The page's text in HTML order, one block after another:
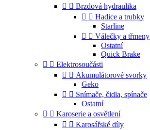
  Brzdová hydraulika
  Hadice a trubky
Starline
  Válečky a třmeny
Ostatní
Quick Brake
  Elektrosoučásti
  Akumulátorové svorky
Geko
  Snímače, čidla, spínače
Ostatní
  Karoserie a osvětlení
  Karosářské díly